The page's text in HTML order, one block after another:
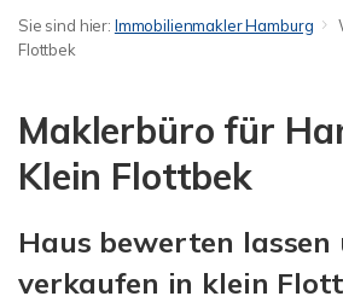
Klein Flottbek
Sie sind hier: Immobilienmakler Hamburg
Flottbek
Maklerbüro für
Klein Flottbek
Haus bewerten lassen
verkaufen in klein